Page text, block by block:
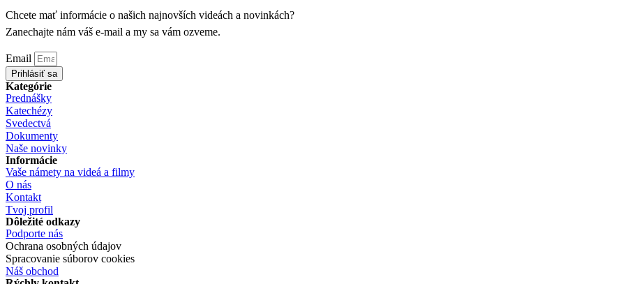
Chcete mať informácie o našich najnovších videách a novinkách?
Zanechajte nám váš e-mail a my sa vám ozveme.
Email
Prihlásiť sa
Kategórie
Prednášky
Katechézy
Svedectvá
Dokumenty
Naše novinky
Informácie
Vaše námety na videá a filmy
O nás
Kontakt
Tvoj profil
Dôležité odkazy
Podporte nás
Ochrana osobných údajov
Spracovanie súborov cookies
Náš obchod